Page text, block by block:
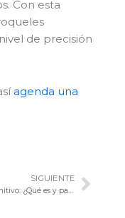
Con esta
de precisión
agenda una
SIGUIENTE
RPA Cognitivo: ¿Qué es y para qué sirve?